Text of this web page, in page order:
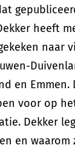
heeft
naar
en Emmen.
voor op
Dekker
en